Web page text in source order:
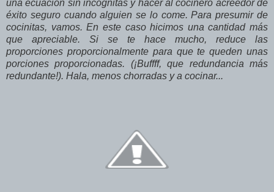
una ecuación sin incógnitas y hacer al cocinero acreedor de
éxito seguro cuando alguien se lo come. Para presumir de
cocinitas, vamos. En este caso hicimos una cantidad más
que apreciable. Si se te hace mucho, reduce las
proporciones proporcionalmente para que te queden unas
porciones proporcionadas. (¡Buffff, que redundancia más
redundante!). Hala, menos chorradas y a cocinar...